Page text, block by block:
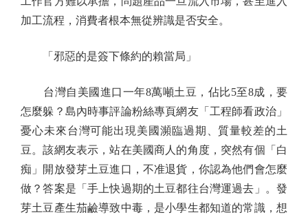
加工流程，消費者根本無從辨識是否安全。
「邪惡的是簽下條約的賴當局」
台灣自美國進口一年8萬噸土豆，佔比5至8成，要
怎麼躲？島內時事評論粉絲專頁網友「工程師看政治」
憂心未來台灣可能出現美國瀕臨過期、質量較差的土
豆。該網友表示，站在美國商人的角度，突然有個「白
痴」開放發芽土豆進口，不准退貨，你認為他們會怎麼
做？答案是「手上快過期的土豆都往台灣運過去」。發
芽土豆產生茄鹼導致中毒，是小學生都知道的常識，想